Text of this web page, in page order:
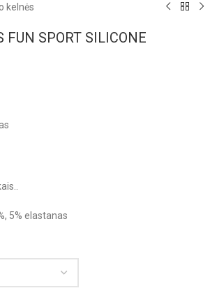
kelnės
SPORT SILICONE
5% elastanas